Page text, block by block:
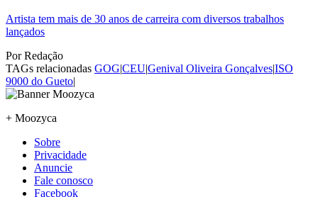
Artista tem mais de 30 anos de carreira com diversos trabalhos
lançados
PorRedação
TAGs relacionadas GOG|CEU|Genival Oliveira Gonçalves|ISO
9000 do Gueto|
+ Moozyca
Sobre
Privacidade
Anuncie
Fale conosco
Facebook